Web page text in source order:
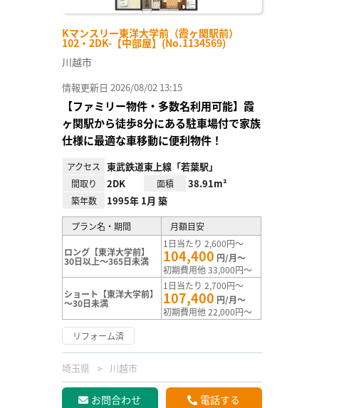
Kマンスリー東洋大学前（霞ヶ関駅前）
102・2DK-【中部屋】(No.1134569)
川越市
情報更新日 2026/08/02 13:15
【ファミリー物件・多数名利用可能】霞
ヶ関駅から徒歩8分にある駐車場付で家族
仕様に最適な車移動に便利物件！
アクセス 東武鉄道東上線「若葉駅」
間取り 2DK 面積 38.91m²
築年数 1995年 1月 築
プラン名・期間 月額目安
ロング【東洋大学前】
30日以上～365日未満
1日当たり 2,600円～
104,400 円/月～
初期費用他 33,000円～
ショート【東洋大学前】
～30日未満
1日当たり 2,700円～
107,400 円/月～
初期費用他 22,000円～
リフォーム済
埼玉県 川越市
お問合わせ 電話する